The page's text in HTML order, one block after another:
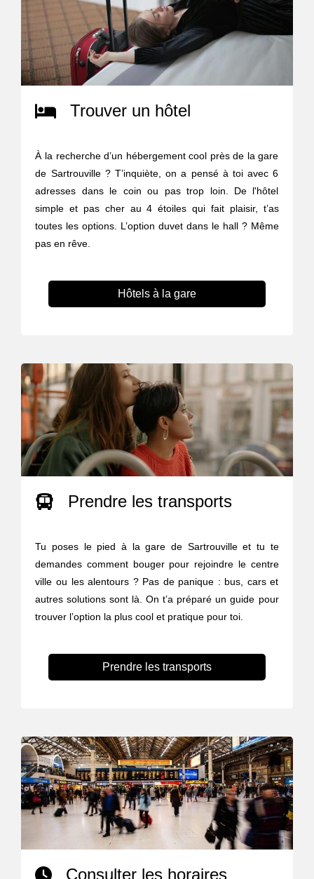
Trouver un hôtel
À la recherche d’un hébergement cool près de la gare
de Sartrouville ? T’inquiète, on a pensé à toi avec 6
adresses dans le coin ou pas trop loin. De l'hôtel
simple et pas cher au 4 étoiles qui fait plaisir, t’as
toutes les options. L’option duvet dans le hall ? Même
pas en rêve.
Hôtels à la gare
Prendre les transports
Tu poses le pied à la gare de Sartrouville et tu te
demandes comment bouger pour rejoindre le centre
ville ou les alentours ? Pas de panique : bus, cars et
autres solutions sont là. On t’a préparé un guide pour
trouver l’option la plus cool et pratique pour toi.
Prendre les transports
Consulter les horaires